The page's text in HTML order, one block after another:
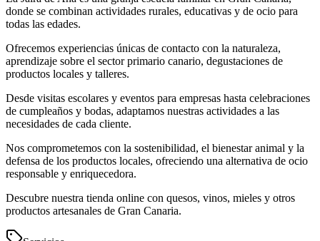
donde se combinan actividades rurales, educativas y de ocio para
todas las edades.
Ofrecemos experiencias únicas de contacto con la naturaleza,
aprendizaje sobre el sector primario canario, degustaciones de
productos locales y talleres.
Desde visitas escolares y eventos para empresas hasta celebraciones
de cumpleaños y bodas, adaptamos nuestras actividades a las
necesidades de cada cliente.
Nos comprometemos con la sostenibilidad, el bienestar animal y la
defensa de los productos locales, ofreciendo una alternativa de ocio
responsable y enriquecedora.
Descubre nuestra tienda online con quesos, vinos, mieles y otros
productos artesanales de Gran Canaria.